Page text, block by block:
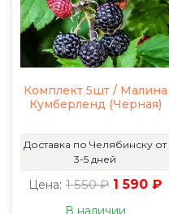
Комплект 5шт / Малина
Кумберленд (Черная)
Доставка по Челябинску от
3-5 дней
Цена: 1 550 ₽ 1 590 ₽
В наличии